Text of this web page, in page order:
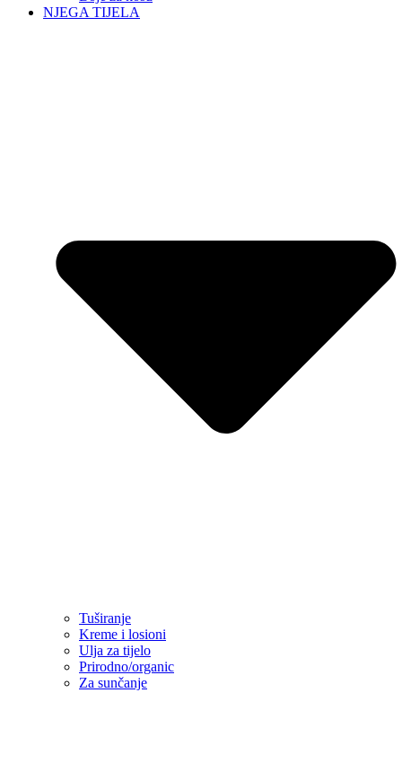
NJEGA TIJELA
Tuširanje
Kreme i losioni
Ulja za tijelo
Prirodno/organic
Za sunčanje